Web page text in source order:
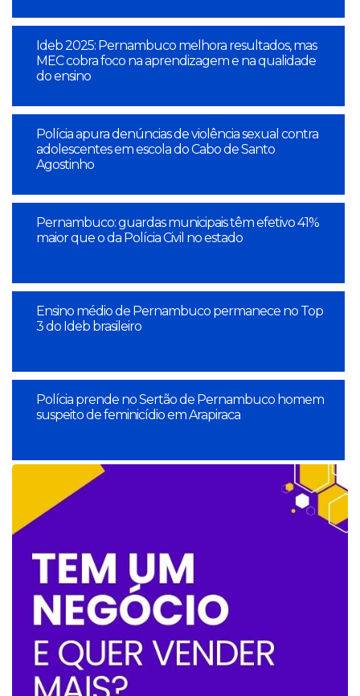
Ideb 2025: Pernambuco melhora resultados, mas
MEC cobra foco na aprendizagem e na qualidade
do ensino
Polícia apura denúncias de violência sexual contra
adolescentes em escola do Cabo de Santo
Agostinho
Pernambuco: guardas municipais têm efetivo 41%
maior que o da Polícia Civil no estado
Ensino médio de Pernambuco permanece no Top
3 do Ideb brasileiro
Polícia prende no Sertão de Pernambuco homem
suspeito de feminicídio em Arapiraca